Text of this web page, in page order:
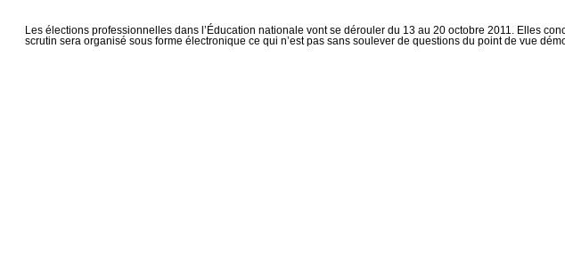
Les élections professionnelles dans l’Éducation nationale vont se dérouler du 13 au 20 octobre 2011. Elles
scrutin sera organisé sous forme électronique ce qui n’est pas sans soulever de questions du point de vue